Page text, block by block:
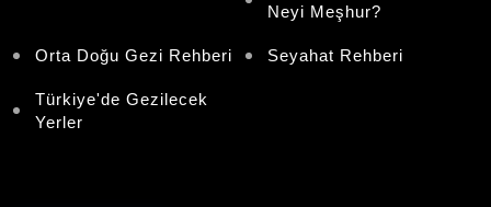
Neyi Meşhur?
Orta Doğu Gezi Rehberi Seyahat Rehberi
Türkiye'de Gezilecek
Yerler